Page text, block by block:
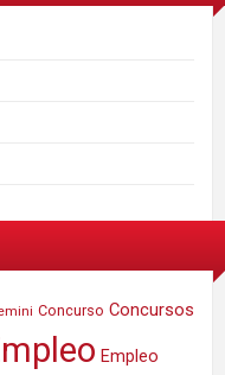
Concurso Concursos
Empleo